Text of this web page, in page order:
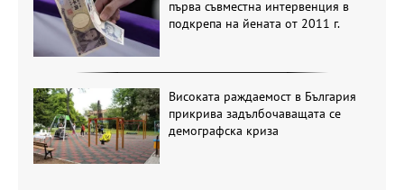
първа съвместна интервенция в
подкрепа на йената от 2011 г.
Високата раждаемост в България
прикрива задълбочаващата се
демографска криза